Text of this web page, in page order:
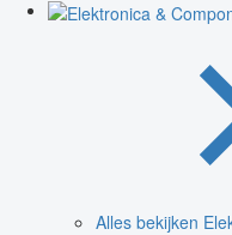
Alles bekijken